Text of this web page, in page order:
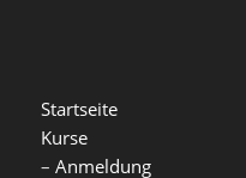
Startseite
Kurse
– Anmeldung